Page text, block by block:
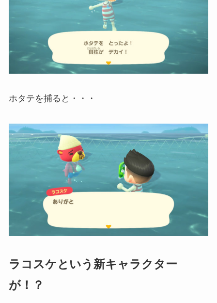
ホタテを捕ると・・・
ラコスケという新キャラクター
が！？